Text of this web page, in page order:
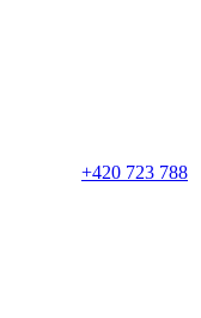
+420 723 788